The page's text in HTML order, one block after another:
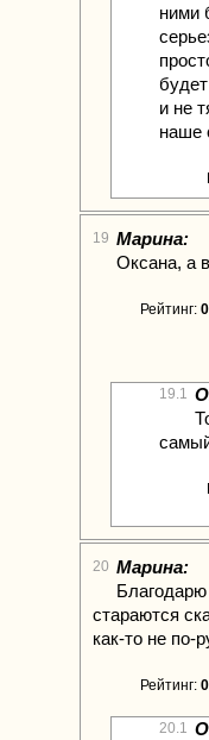
ними
и не
наше
19 Марина:
Оксана, а
Рейтинг: 0
19.1
20 Марина:
стараются
как-то не по-
Рейтинг: 0
20.1